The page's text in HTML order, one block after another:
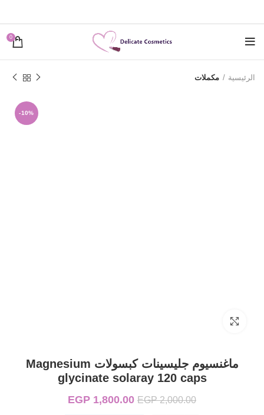
0
الرئيسية مكملات
-10%
ماغنسيوم جليسينات كبسولات Magnesium
glycinate solaray 120 caps
EGP2,000.00
السعر الأصلي هو:
EGP 2,000.00.
EGP 1,800.00